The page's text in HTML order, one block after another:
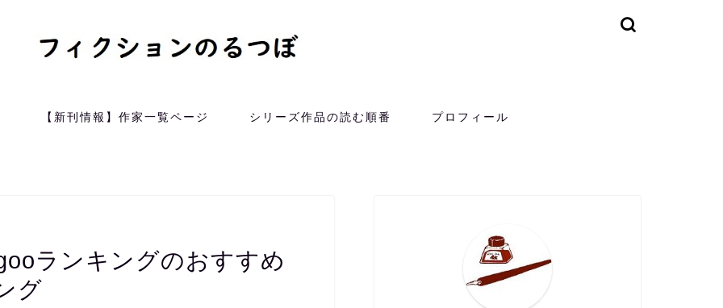
【新刊情報】作家一覧ページ シリーズ作品の読む順番 プロフィール
ランキングのおすすめ
グ